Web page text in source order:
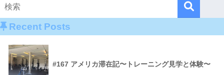
Recent Posts
#167 アメリカ滞在記〜トレーニング見学と体験〜